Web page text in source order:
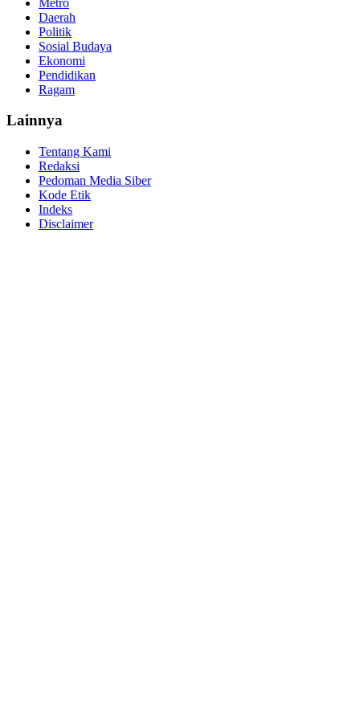
Daerah
Politik
Sosial Budaya
Ekonomi
Pendidikan
Ragam
Lainnya
Tentang Kami
Redaksi
Pedoman Media Siber
Kode Etik
Indeks
Disclaimer